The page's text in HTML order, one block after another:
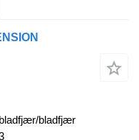
bladfjær/bladfjær